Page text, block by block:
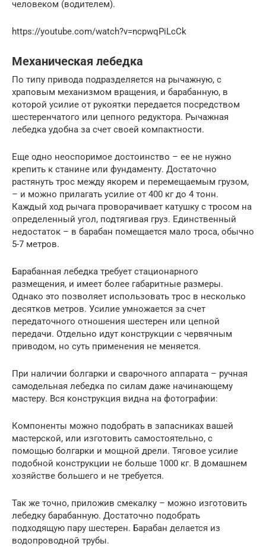
человеком (водителем).
https://youtube.com/watch?v=ncpwqPiLcCk
Механическая лебедка
По типу привода подразделяется на рычажную, с
храповым механизмом вращения, и барабанную, в
которой усилие от рукоятки передается посредством
шестеренчатого или цепного редуктора. Рычажная
лебедка удобна за счет своей компактности.
Еще одно неоспоримое достоинство – ее не нужно
крепить к станине или фундаменту. Достаточно
растянуть трос между якорем и перемещаемым грузом,
– и можно прилагать усилие от 400 кг до 4 тонн.
Каждый ход рычага проворачивает катушку с тросом на
определенный угол, подтягивая груз. Единственный
недостаток – в барабан помещается мало троса, обычно
5-7 метров.
Барабанная лебедка требует стационарного
размещения, и имеет более габаритные размеры.
Однако это позволяет использовать трос в несколько
десятков метров. Усилие умножается за счет
передаточного отношения шестерен или цепной
передачи. Отдельно идут конструкции с червячным
приводом, но суть применения не меняется.
При наличии болгарки и сварочного аппарата – ручная
самодельная лебедка по силам даже начинающему
мастеру. Вся конструкция видна на фотографии:
Компоненты можно подобрать в запасниках вашей
мастерской, или изготовить самостоятельно, с
помощью болгарки и мощной дрели. Тяговое усилие
подобной конструкции не больше 1000 кг. В домашнем
хозяйстве большего и не требуется.
Так же точно, приложив смекалку – можно изготовить
лебедку барабанную. Достаточно подобрать
подходящую пару шестерен. Барабан делается из
водопроводной трубы.